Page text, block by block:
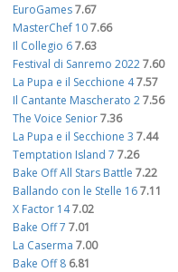
EuroGames7.67
MasterChef 107.66
Il Collegio 67.63
Festival di Sanremo 20227.60
La Pupa e il Secchione 47.57
Il Cantante Mascherato 27.56
The Voice Senior7.36
La Pupa e il Secchione 3 7.44
Temptation Island 7 7.26
Bake Off All Stars Battle 7.22
Ballando con le Stelle 167.11
X Factor 147.02
Bake Off 7 7.01
La Caserma 7.00
Bake Off 8 6.81